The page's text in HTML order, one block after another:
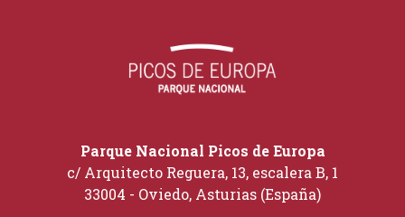
Parque Nacional Picos de Europa
c/ Arquitecto Reguera, 13, escalera B, 1
33004 - Oviedo, Asturias (España)